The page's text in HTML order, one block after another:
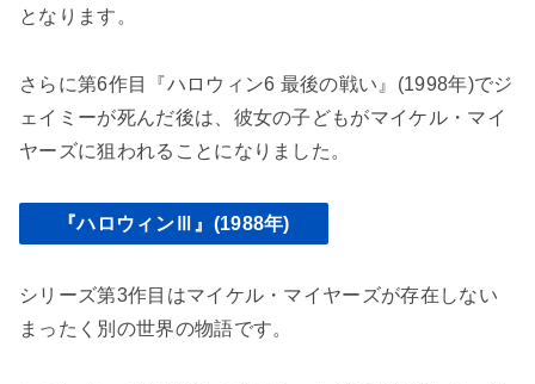
となります。
さらに第6作目『ハロウィン6 最後の戦い』(1998年)でジ
ェイミーが死んだ後は、彼女の子どもがマイケル・マイ
ヤーズに狙われることになりました。
『ハロウィンⅢ』(1988年)
シリーズ第3作目はマイケル・マイヤーズが存在しない
まったく別の世界の物語です。